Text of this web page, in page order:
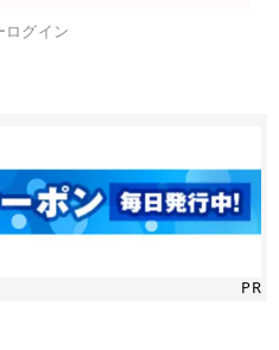
ログイン
PR